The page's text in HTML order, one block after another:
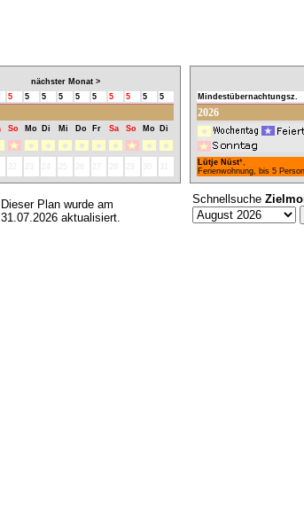
nächster Monat >
5 5 5 5 5 5 5 5 5 5
So Mo Di Mi Do Fr Sa So Mo Di
Dieser Plan wurde am
31.07.2026 aktualisiert.
Mindestübernachtungsz.
2026
Lütje Nüst*,
Ferienwohnung, bis 5
Schnellsuche